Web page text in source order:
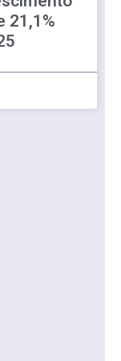
21,1%